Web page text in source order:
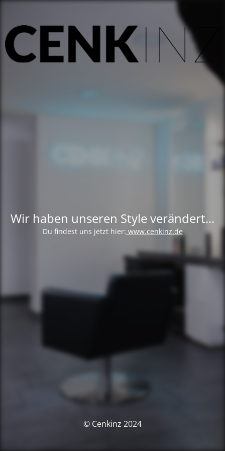
Wir haben unseren Style verändert...
Du findest uns jetzt hier: www.cenkinz.de
© Cenkinz 2024